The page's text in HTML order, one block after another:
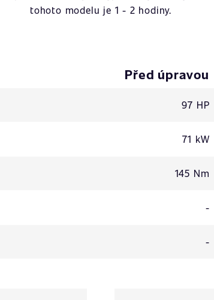
tohoto modelu je 1 - 2 hodiny.
Před úpravou
97 HP
71 kW
145 Nm
-
-